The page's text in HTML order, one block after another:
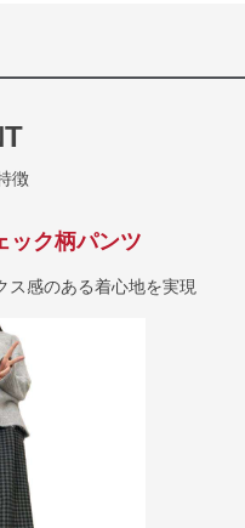
徴
ック柄パンツ
ス感のある着心地を実現